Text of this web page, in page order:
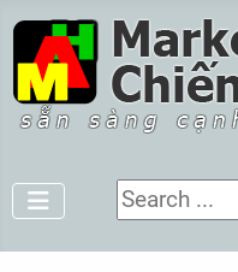
Search ...